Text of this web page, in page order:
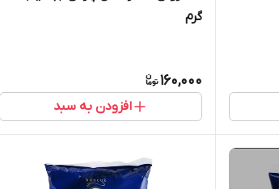
گرم
160,000
افزودن به سبد